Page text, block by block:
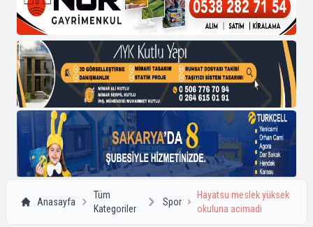
Anasayfa
Tüm
Kategoriler
Spor
Hayatsu meslek yüksek
okuluna acimadi